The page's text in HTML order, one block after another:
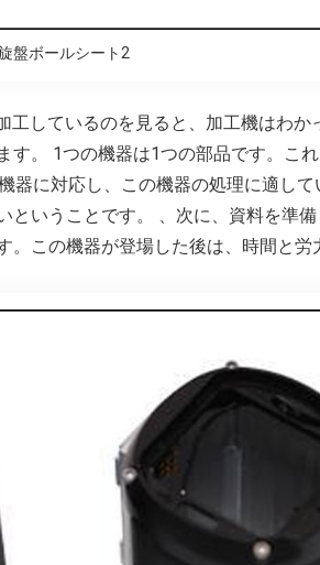
盤ボールシート2
しているのを見ると、加工機はわか
。 1つの機器は1つの部品です。こ
器に対応し、この機器の処理に適し
ということです。 、次に、資料を準
この機器が登場した後は、時間と労